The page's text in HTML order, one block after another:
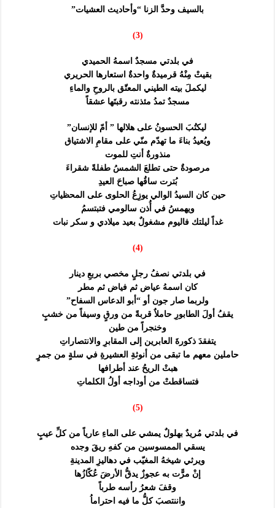
بالسيف وحدَّ الزنا “وأحاديث العشيات”
(3)
في بلدتي مسجدٌ اسمهُ الحميدي
بقيتْ مِنْهُ قرميدةٌ واحدةٌ استعارها الحريري
ليكملَ بيته الطيني المعتّق بالروحِ والماءِ
مسجدٌ تمدُ مئذنته رقبتَها عشقاً
ليكتُبَ الحسونُ على هلالها ” أمّ للإنسان”
ويُعيدُ بناءَ ما تهدّم منّي على مقامِ الاشتياق
منذورةٌ أنتِ للموت
مرصودةٌ حتى تطلعَ الشمسُ طفلةً شقراءَ
بُترت ساقُها صباحَ العيدِ
حين كان السيدُ الوالي يوزِعُ الحلوى على المحظياتِ
ويهمسُ في أُذن سالومي فتبتسمُ
غداً ليلتك فاليوم مشغولٌ بعيد ميلادي و سكر نبات
(4)
في بلدتي نصفُ رجلٍ مخصي بربعِ دينار
كان اسمهُ عياض ثم فياض ثم مطر
ولربما صار جون أو “أبو الدعاس السفاح”
يقفُ أولَ الطابورِ حاملاٌ قربةً من ورقٍ وسيفاً من خشبٍ
وخنجراً من طين
يتفقدَ ذكورةَ العابرين إلى المقابرِ والانتصاراتِ
حاملين معهم ما تبقى من أنوثةِ العشيرةِ في سلةٍ من جمرٍ
هبتْ الريحُ عند أطرافها
فتساقطتْ من أوداجه أولُ الكلماتِ
(5)
في بلدتي مُريدٌ بهلولٌ يمشي على الماءِ عارياً من كلِّ عيبٍ
يسقي الممسوسين من كفهِ ريقَ وجده
ويرثي شيخهُ المغيّب في دهاليزِ المدينةِ
إنْ مرًّت به عجوزٌ يدقُّ الأرضَ عُكّازُها
وقفَ شعرُ رأسه طرباً
واننتصبَ كلُّ ما فيه احتراماُ